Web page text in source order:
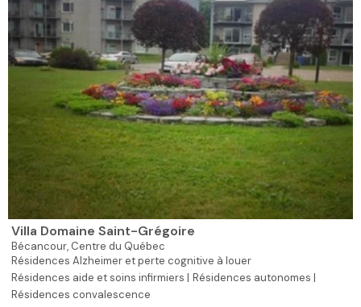
Villa Domaine Saint-Grégoire
Bécancour, Centre du Québec
Résidences Alzheimer et perte cognitive à louer
Résidences aide et soins infirmiers | Résidences autonomes |
Résidences convalescence